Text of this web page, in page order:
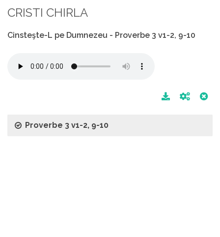
CRISTI CHIRLA
Cinsteşte-L pe Dumnezeu - Proverbe 3 v1-2, 9-10
Proverbe 3 v1-2, 9-10